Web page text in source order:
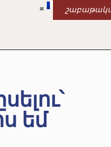
եմ